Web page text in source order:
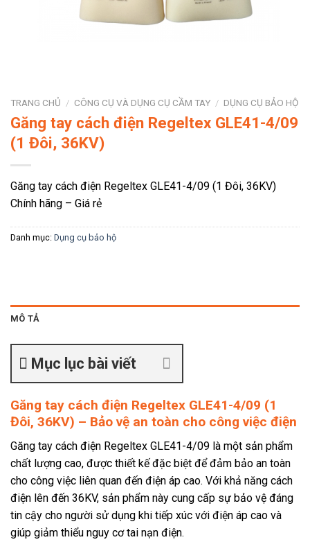
TRANG CHỦ / CÔNG CỤ VÀ DỤNG CỤ CẦM TAY / DỤNG CỤ BẢO HỘ
Găng tay cách điện Regeltex GLE41-4/09
(1 Đôi, 36KV)
Găng tay cách điện Regeltex GLE41-4/09 (1 Đôi, 36KV)
Chính hãng – Giá rẻ
Danh mục: Dụng cụ bảo hộ
MÔ TẢ
Mục lục bài viết
Găng tay cách điện Regeltex GLE41-4/09 (1
Đôi, 36KV) – Bảo vệ an toàn cho công việc điện
Găng tay cách điện Regeltex GLE41-4/09 là một sản phẩm
chất lượng cao, được thiết kế đặc biệt để đảm bảo an toàn
cho công việc liên quan đến điện áp cao. Với khả năng cách
điện lên đến 36KV, sản phẩm này cung cấp sự bảo vệ đáng
tin cậy cho người sử dụng khi tiếp xúc với điện áp cao và
giúp giảm thiểu nguy cơ tai nạn điện.